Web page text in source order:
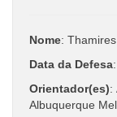
Nome:
Data da Defesa
Orientador(es):
Albuquerque